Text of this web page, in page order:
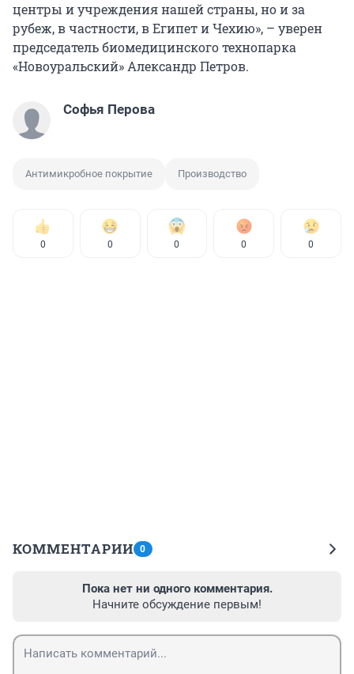
центры и учреждения нашей страны, но и за
рубеж, в частности, в Египет и Чехию», – уверен
председатель биомедицинского технопарка
«Новоуральский» Александр Петров.
Софья Перова
Антимикробное покрытие Производство
0 0 0 0 0
КОММЕНТАРИИ 0
Пока нет ни одного комментария.
Начните обсуждение первым!